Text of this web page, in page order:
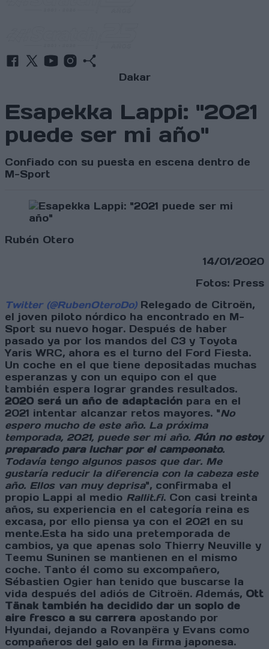
Dakar
Esapekka Lappi: "2021
puede ser mi año"
Confiado con su puesta en escena dentro de
M-Sport
Rubén Otero
14/01/2020
Fotos: Press
Twitter (@RubenOteroDo)Relegado de Citroën,
el joven piloto nórdico ha encontrado en M-
Sport su nuevo hogar. Después de haber
pasado ya por los mandos del C3 y Toyota
Yaris WRC, ahora es el turno del Ford Fiesta.
Un coche en el que tiene depositadas muchas
esperanzas y con un equipo con el que
también espera lograr grandes resultados.
2020 será un año de adaptación para en el
2021 intentar alcanzar retos mayores. "No
espero mucho de este año. La próxima
temporada, 2021, puede ser mi año. Aún no estoy
preparado para luchar por el campeonato.
Todavía tengo algunos pasos que dar. Me
gustaría reducir la diferencia con la cabeza este
año. Ellos van muy deprisa", confirmaba el
propio Lappi al medio Rallit.fi. Con casi treinta
años, su experiencia en el categoría reina es
excasa, por ello piensa ya con el 2021 en su
mente.Esta ha sido una pretemporada de
cambios, ya que apenas solo Thierry Neuville y
Teemu Suninen se mantienen en el mismo
coche. Tanto él como su excompañero,
Sébastien Ogier han tenido que buscarse la
vida después del adiós de Citroën. Además, Ott
Tänak también ha decidido dar un soplo de
aire fresco a su carrera apostando por
Hyundai, dejando a Rovanpëra y Evans como
compañeros del galo en la firma japonesa.